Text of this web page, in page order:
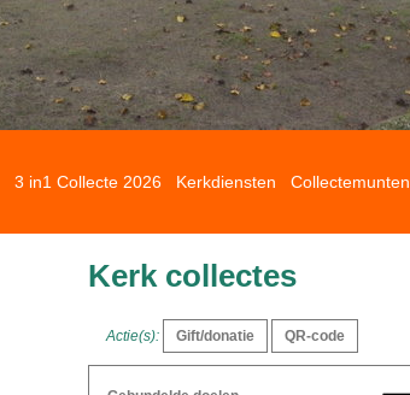
3 in1 Collecte 2026 Kerkdiensten Collectemunten
Kerk collectes
Actie(s):